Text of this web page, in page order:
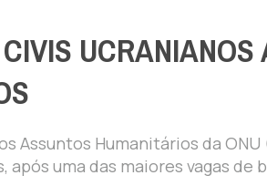
Humanitários da ONU
uma das maiores vagas de